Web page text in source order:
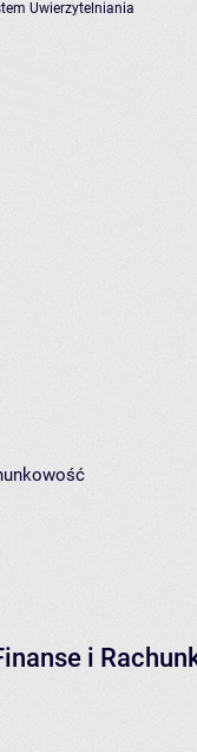
Uwierzytelniania
i